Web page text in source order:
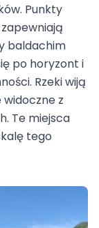
Punkty
baldachim
po horyzont i
Rzeki wiją
z
Te miejsca
tego